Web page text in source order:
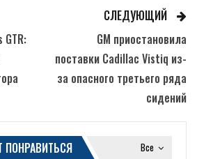
GTR:
СЛЕДУЮЩИЙ
GM приостановила
поставки Cadillac Vistiq из-
за опасного третьего ряда
сидений
Все
ПОНРАВИТЬСЯ